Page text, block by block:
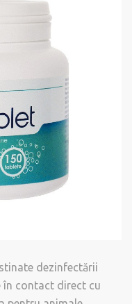
dezinfectării
în contact direct cu